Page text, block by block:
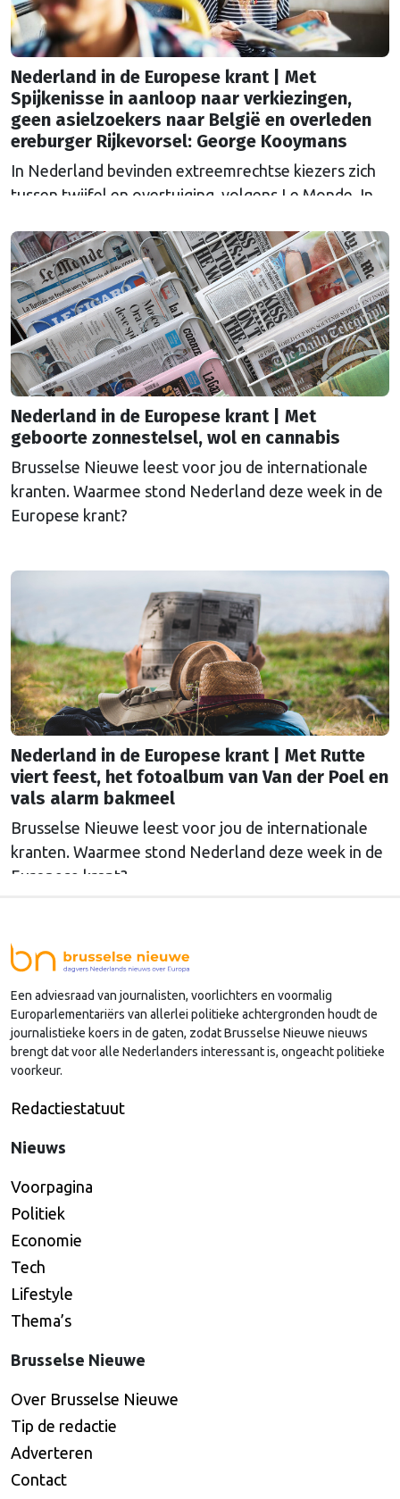
Nederland in de Europese krant | Met
Spijkenisse in aanloop naar verkiezingen,
geen asielzoekers naar België en overleden
ereburger Rijkevorsel: George Kooymans
In Nederland bevinden extreemrechtse kiezers zich
tussen twijfel en overtuiging, volgens Le Monde. In
oktober sprak de Franse krant inwoners van
Spijkenisse ‘la ville de Henk et Ingrid’, die heen en
weer worden geslingerd tussen teleurstelling over
de beloften van de PVV om voor “de gewone man”
te zorgen en …Continued
Nederland in de Europese krant | Met
geboorte zonnestelsel, wol en cannabis
Brusselse Nieuwe leest voor jou de internationale
kranten. Waarmee stond Nederland deze week in de
Europese krant?
Nederland in de Europese krant | Met Rutte
viert feest, het fotoalbum van Van der Poel en
vals alarm bakmeel
Brusselse Nieuwe leest voor jou de internationale
kranten. Waarmee stond Nederland deze week in de
Europese krant?
Een adviesraad van journalisten, voorlichters en voormalig
Europarlementariërs van allerlei politieke achtergronden houdt de
journalistieke koers in de gaten, zodat Brusselse Nieuwe nieuws
brengt dat voor alle Nederlanders interessant is, ongeacht politieke
voorkeur.
Redactiestatuut
Nieuws
Voorpagina
Politiek
Economie
Tech
Lifestyle
Thema’s
Brusselse Nieuwe
Over Brusselse Nieuwe
Tip de redactie
Adverteren
Contact